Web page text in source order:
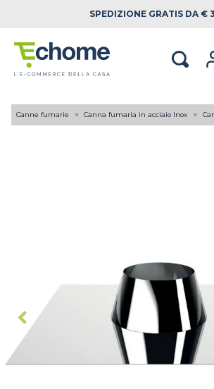
SPEDIZIONE GRATIS DA €
Canne fumarie Canna fumaria in acciaio Inox